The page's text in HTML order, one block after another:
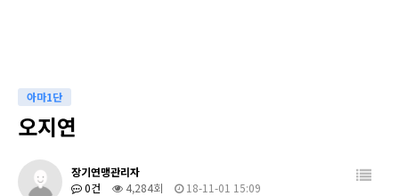
아마1단
오지연
장기연맹관리자
0건
4,284회 18-11-01 15:09